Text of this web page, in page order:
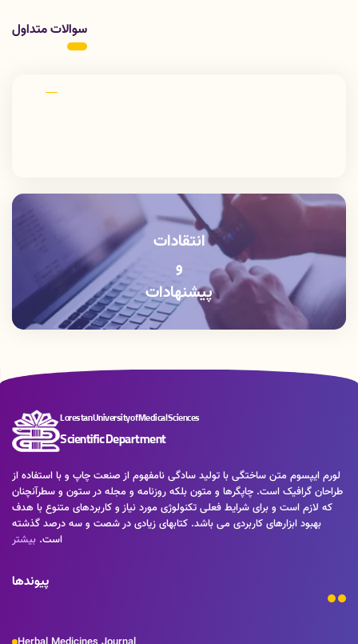
سوالات متداول
انتقادات
و
پیشنهادات
Lorestan University of Medical Sciences
Scientific Department
لورم ایپسوم متن ساختگی با تولید سادگی نامفهوم از صنعت چاپ و با استفاده از
طراحان گرافیک است. چاپگرها و متون بلکه روزنامه و مجله در ستون و سطرآنچنان
که لازم است و برای شرایط فعلی تکنولوژی مورد نیاز و کاربردهای متنوع با هدف
بهبود ابزارهای کاربردی می باشد. کتابهای زیادی در شصت و سه درصد گذشته
است. بیشتر
پیوندها